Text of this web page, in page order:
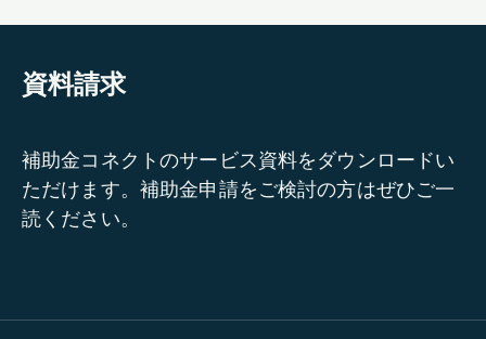
資料請求
補助金コネクトのサービス資料をダウンロードい
ただけます。補助金申請をご検討の方はぜひご一
読ください。